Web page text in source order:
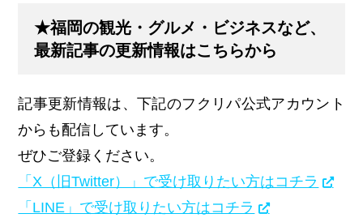
★福岡の観光・グルメ・ビジネスなど、
最新記事の更新情報はこちらから
記事更新情報は、下記のフクリパ公式アカウント
からも配信しています。
ぜひご登録ください。
「X（旧Twitter）」で受け取りたい方はコチラ
「LINE」で受け取りたい方はコチラ